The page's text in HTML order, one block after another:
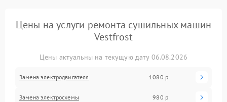
Цены на услуги ремонта сушильных машин
Vestfrost
Цены актуальны на текущую дату 06.08.2026
Замена электродвигателя 1080 р
Замена электросхемы 980 р